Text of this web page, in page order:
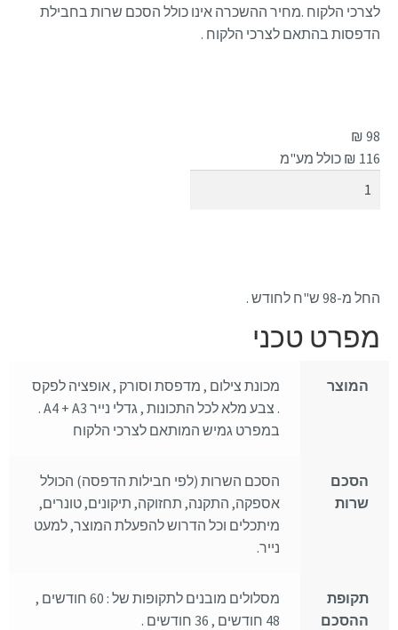
לצרכי הלקוח .מחיר ההשכרה אינו כולל הסכם שרות בחבילת
הדפסות בהתאם לצרכי הלקוח .
98
₪
116 ₪ כולל מע"מ
החל מ-98 ש"ח לחודש .
מפרט טכני
המוצר
מכונת צילום , מדפסת וסורק , אופציה לפקס
. צבע מלא לכל התכונות , גדלי נייר A4 + A3 .
במפרט גמיש המותאם לצרכי הלקוח
הסכם
שרות
הסכם השרות (לפי חבילות הדפסה) הכולל
אספקה, התקנה, תחזוקה, תיקונים, טונרים,
מיתכלים וכל הדרוש להפעלת המוצר, למעט
נייר.
תקופת
ההסכם
מסלולים מובנים לתקופות של : 60 חודשים ,
48 חודשים , 36 חודשים .